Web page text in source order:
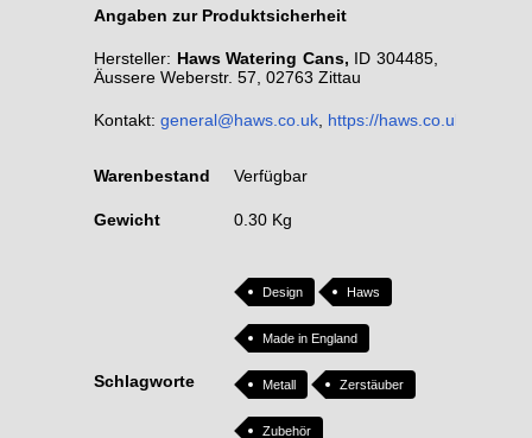
Angaben zur Produktsicherheit
Hersteller: Haws Watering Cans, ID 304485,
Äussere Weberstr. 57, 02763 Zittau
Kontakt: general@haws.co.uk, https://haws.co.uk/
Warenbestand Verfügbar
Gewicht 0.30 Kg
Schlagworte
Design Haws
Made in England
Metall Zerstäuber
Zubehör